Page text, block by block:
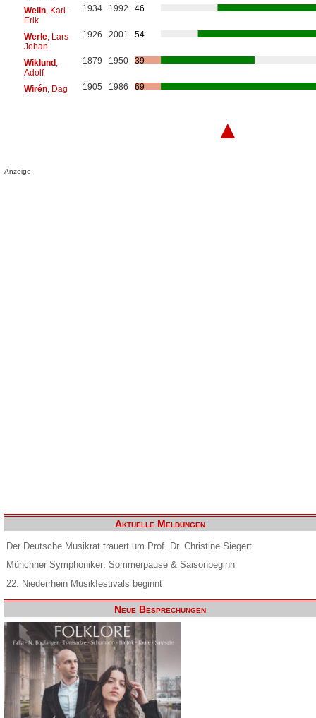
Welin, Karl-
Erik
1934 1992 46
Werle, Lars
Johan
1926 2001 54
Wiklund,
Adolf
1879 1950 39
Wirén, Dag 1905 1986 69
▲
Anzeige
Aktuelle Meldungen
Der Deutsche Musikrat trauert um Prof. Dr. Christine Siegert
Münchner Symphoniker: Sommerpause & Saisonbeginn
22. Niederrhein Musikfestivals beginnt
Neue Besprechungen